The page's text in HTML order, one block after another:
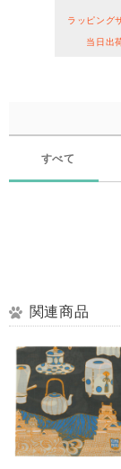
ラッピング
当日出
すべて
関連商品